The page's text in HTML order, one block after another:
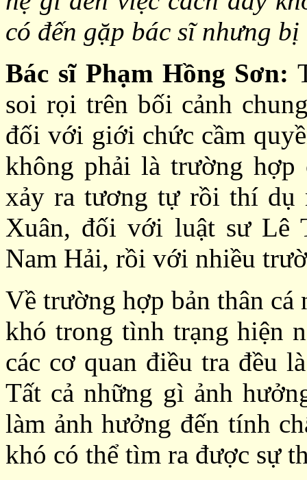
có đến gặp bác sĩ nhưng
Bác sĩ Phạm Hồng Sơn:
soi rọi trên bối cảnh
đối với giới chức cầm
không phải là trường
xảy ra tương tự rồi thí dụ
Xuân, đối với luật sư Lê
Nam Hải, rồi với nhiều
Về trường hợp bản thân cá
khó trong tình trạng hiện
các cơ quan điều tra đều
Tất cả những gì ảnh
làm ảnh hưởng đến tính
khó có thể tìm ra được sự